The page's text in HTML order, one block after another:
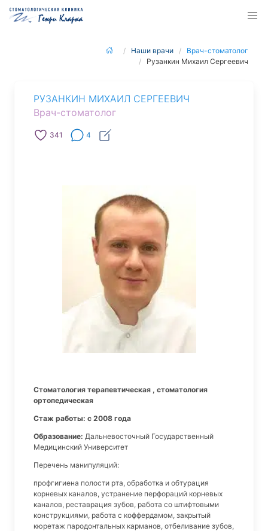
Наши врачи
Врач-стоматолог
Рузанкин Михаил Сергеевич
РУЗАНКИН МИХАИЛ СЕРГЕЕВИЧ
Врач-стоматолог
341 4
Стоматология терапевтическая , стоматология
ортопедическая
Стаж работы: с 2008 года
Образование: Дальневосточный Государственный
Медицинский Университет
Перечень манипуляций:
профгигиена полости рта, обработка и обтурация
корневых каналов, устранение перфораций корневых
каналов, реставрация зубов, работа со штифтовыми
конструкциями, работа с коффердамом, закрытый
кюретаж пародонтальных карманов, отбеливание зубов,